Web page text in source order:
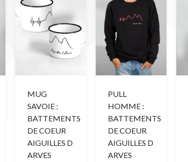
MUG
SAVOIE :
BATTEMENTS
DE COEUR
AIGUILLES D
ARVES
PULL
HOMME :
BATTEMENTS
DE COEUR
AIGUILLES D
ARVES